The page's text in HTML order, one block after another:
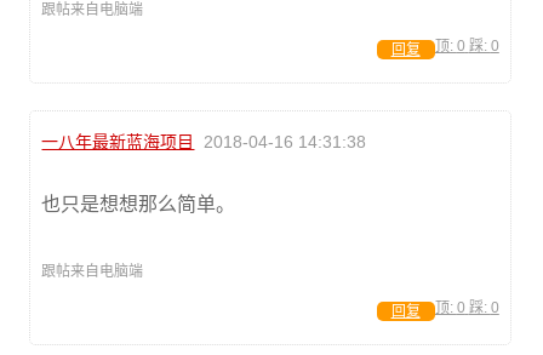
跟帖来自电脑端
顶: 0 踩: 0
回复
一八年最新蓝海项目 2018-04-16 14:31:38
也只是想想那么简单。
跟帖来自电脑端
顶: 0 踩: 0
回复